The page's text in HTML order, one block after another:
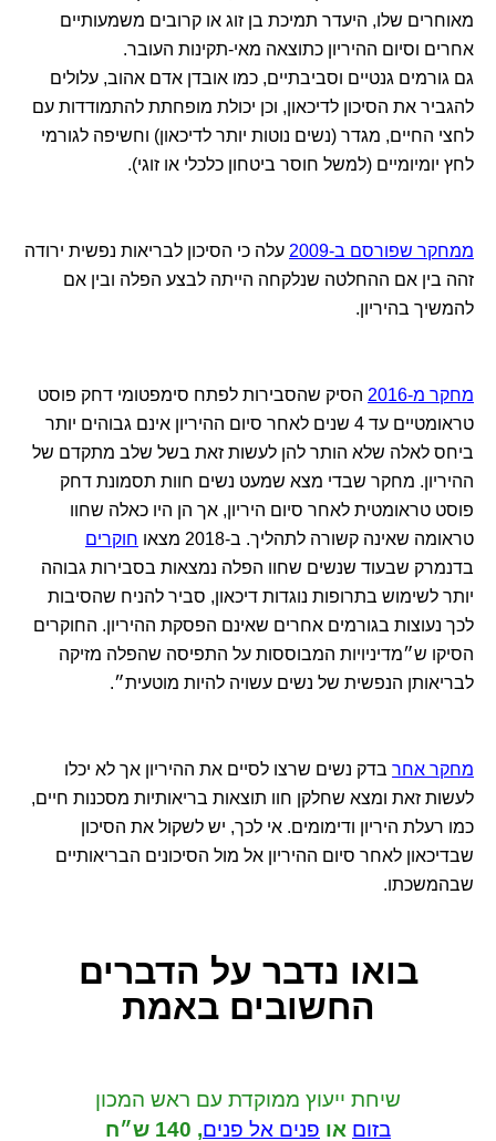
מאוחרים שלו, היעדר תמיכת בן זוג או קרובים משמעותיים
אחרים וסיום ההיריון כתוצאה מאי-תקינות העובר.
גם גורמים גנטיים וסביבתיים, כמו אובדן אדם אהוב, עלולים
להגביר את הסיכון לדיכאון, וכן יכולת מופחתת להתמודדות עם
לחצי החיים, מגדר (נשים נוטות יותר לדיכאון) וחשיפה לגורמי
לחץ יומיומיים (למשל חוסר ביטחון כלכלי או זוגי).
ממחקר שפורסם ב-2009
עלה כי הסיכון לבריאות נפשית ירודה
זהה בין אם ההחלטה שנלקחה הייתה לבצע הפלה ובין אם
להמשיך בהיריון.
מחקר מ-2016
הסיק שהסבירות לפתח סימפטומי דחק פוסט
טראומטיים עד 4 שנים לאחר סיום ההיריון אינם גבוהים יותר
ביחס לאלה שלא הותר להן לעשות זאת בשל שלב מתקדם של
ההיריון. מחקר שבדי מצא שמעט נשים חוות תסמונת דחק
פוסט טראומטית לאחר סיום היריון, אך הן היו כאלה שחוו
טראומה שאינה קשורה לתהליך. ב-2018 מצאו
חוקרים
בדנמרק שבעוד שנשים שחוו הפלה נמצאות בסבירות גבוהה
יותר לשימוש בתרופות נוגדות דיכאון, סביר להניח שהסיבות
לכך נעוצות בגורמים אחרים שאינם הפסקת ההיריון. החוקרים
הסיקו ש״מדיניויות המבוססות על התפיסה שהפלה מזיקה
לבריאותן הנפשית של נשים עשויה להיות מוטעית״.
מחקר אחר בדק נשים שרצו לסיים את ההיריון אך לא יכלו
לעשות זאת ומצא שחלקן חוו תוצאות בריאותיות מסכנות חיים,
כמו רעלת היריון ודימומים. אי לכך, יש לשקול את הסיכון
שבדיכאון לאחר סיום ההיריון אל מול הסיכונים הבריאותיים
שבהמשכתו.
בואו נדבר על הדברים
החשובים באמת
שיחת ייעוץ ממוקדת עם ראש המכון
בזום או פנים אל פנים, 140 ש״ח